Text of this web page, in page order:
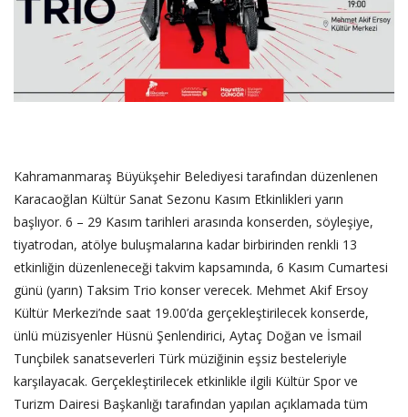
KAYIT
Kahramanmaraş Büyükşehir Belediyesi tarafından düzenlenen
Karacaoğlan Kültür Sanat Sezonu Kasım Etkinlikleri yarın
başlıyor. 6 – 29 Kasım tarihleri arasında konserden, söyleşiye,
tiyatrodan, atölye buluşmalarına kadar birbirinden renkli 13
etkinliğin düzenleneceği takvim kapsamında, 6 Kasım Cumartesi
günü (yarın) Taksim Trio konser verecek. Mehmet Akif Ersoy
Kültür Merkezi’nde saat 19.00’da gerçekleştirilecek konserde,
ünlü müzisyenler Hüsnü Şenlendirici, Aytaç Doğan ve İsmail
Tunçbilek sanatseverleri Türk müziğinin eşsiz besteleriyle
karşılayacak. Gerçekleştirilecek etkinlikle ilgili Kültür Spor ve
Turizm Dairesi Başkanlığı tarafından yapılan açıklamada tüm